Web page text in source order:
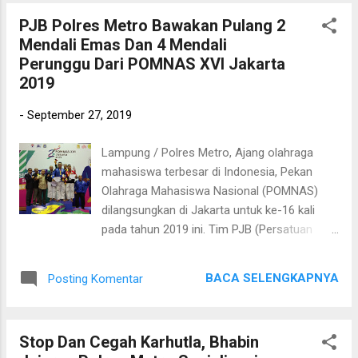
dan mengajak Satpam Pasar agar saling
bersinergi bersama-sama menjaga
lingkungan. Sementara itu Kasat Sabhara
"kegiatan ini merupakan bentuk pelayan kami
kami lakukan seperti patroli pasar ini agar
terciptanya situasi yang aman dan kondusif
diwilayah Kota Metro".
PJB Polres Metro Bawakan Pulang 2
Mendali Emas Dan 4 Mendali
Perunggu Dari POMNAS XVI Jakarta
2019
- September 27, 2019
Lampung / Polres Metro, Ajang olahraga
mahasiswa terbesar di Indonesia, Pekan
Olahraga Mahasiswa Nasional (POMNAS)
dilangsungkan di Jakarta untuk ke-16 kali
pada tahun 2019 ini. Tim PJB (Persatuan
dibawah pimpinan Bapak Kapolres Metro
mendali emas dan 4 mendali perunggu.
Posting Komentar BACA SELENGKAPNYA
Stop Dan Cegah Karhutla, Bhabin